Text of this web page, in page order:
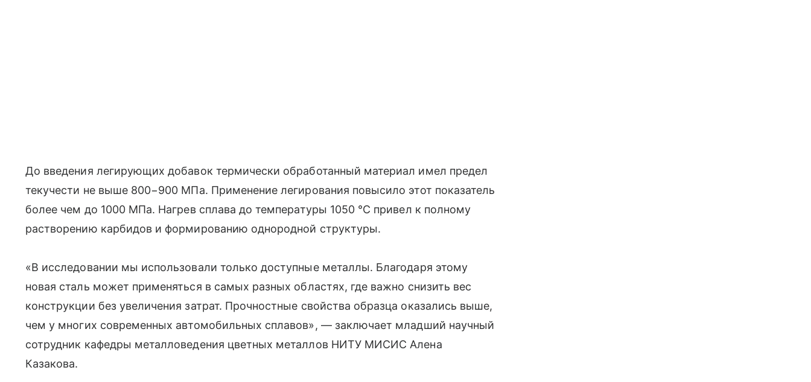
До введения легирующих добавок термически обработанный материал имел предел
текучести не выше 800−900 МПа. Применение легирования повысило этот показатель
более чем до 1000 МПа. Нагрев сплава до температуры 1050 °C привел к полному
растворению карбидов и формированию однородной структуры.
«В исследовании мы использовали только доступные металлы. Благодаря этому
новая сталь может применяться в самых разных областях, где важно снизить вес
конструкции без увеличения затрат. Прочностные свойства образца оказались выше,
чем у многих современных автомобильных сплавов», — заключает младший научный
сотрудник кафедры металловедения цветных металлов НИТУ МИСИС Алена
Казакова.